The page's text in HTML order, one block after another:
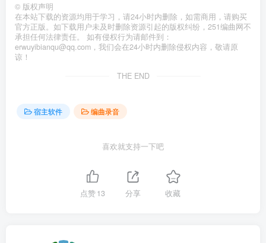
© 版权声明
在本站下载的资源均用于学习，请24小时内删除，如需商用，请购买
官方正版。如下载用户未及时删除资源引起的版权纠纷，251编曲网不
承担任何法律责任。 如有侵权行为请邮件到：
erwuyibianqu@qq.com，我们会在24小时内删除侵权内容，敬请原
谅！
THE END
宿主软件 编曲录音
喜欢就支持一下吧
点赞13 分享 收藏